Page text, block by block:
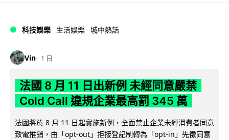
科技娛樂 生活娛樂 城中熱話
Vin 1 日
法國 8 月 11 日出新例 未經同意嚴禁
Cold Call 違規企業最高罰 345 萬
法國將於 8 月 11 日起實施新例，全面禁止企業未經消費者同意
致電推銷，由「opt-out」拒接登記制轉為「opt-in」先徵同意